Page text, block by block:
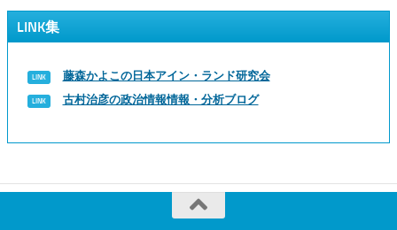
LINK集
藤森かよこの日本アイン・ランド研究会
古村治彦の政治情報情報・分析ブログ